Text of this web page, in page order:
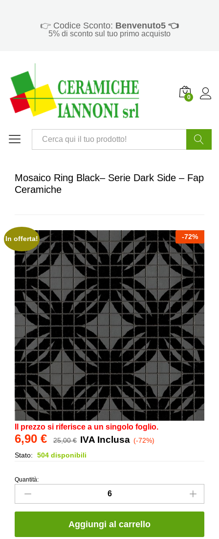
👉 Codice Sconto: Benvenuto5 👈
5% di sconto sul tuo primo acquisto
0
Mosaico Ring Black– Serie Dark Side – Fap
Ceramiche
In offerta! -72%
Il prezzo si riferisce a un singolo foglio.
6,90 € 25,00€ IVA Inclusa (-72%)
Stato:
504 disponibili
Mosaico
Ring
Quantità:
Aggiungi al carrello